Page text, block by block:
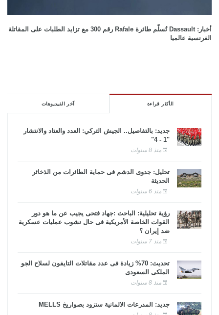
أخبار: Dassault تُسلّم طائرة Rafale رقم 300 مع تزايد الطلبات على المقاتلة
الفرنسية عالميا
الأكثر قراءة آخر الفيديوهات
جديد: بالتفاصيل.. الجيش التركي: العدد والعتاد والانتشار
"1 - 4"
منذ 8 سنوات
تحليل: جدوى الدشم فى حماية الطائرات من الذخائر
الحديثة
منذ 6 سنوات
رؤية تحليلية: الباحث :جهاد فتحى يجيب عن ما هو دور
القوات الخاصة الأمريكية فى حال نشوب عمليات عسكرية
ضد إيران ؟
منذ 7 سنوات
تحديث: 70% زيادة فى عدد مقاتلات التايفون لسلاح الجو
الملكى السعودى
منذ 8 سنوات
جديد: المدرعات الألمانية ستزود بصواريخ MELLS